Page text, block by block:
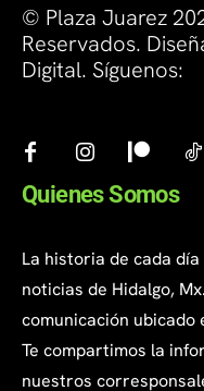
© Plaza Juarez
Reservados.
Digital. Síguenos:
Quienes Somos
La historia de cada
noticias de Hidalgo,
comunicación ubicado
Te compartimos la
nuestros